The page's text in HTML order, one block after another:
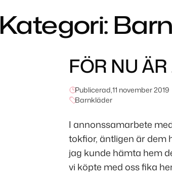
Kategori:
FÖR NU
Publicerad,11 november 2019
Barnkläder
I annonssamarbete
tokfior, äntligen är dem
jag kunde hämta hem
vi köpte med oss fika